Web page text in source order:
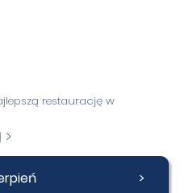
restaurację w
>
>